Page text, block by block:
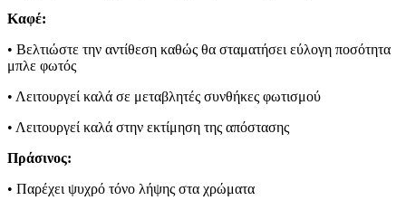
Καφέ:
• Βελτιώστε την αντίθεση καθώς θα σταματήσει εύλογη ποσότητα
μπλε φωτός
• Λειτουργεί καλά σε μεταβλητές συνθήκες φωτισμού
• Λειτουργεί καλά στην εκτίμηση της απόστασης
Πράσινος:
• Παρέχει ψυχρό τόνο λήψης στα χρώματα